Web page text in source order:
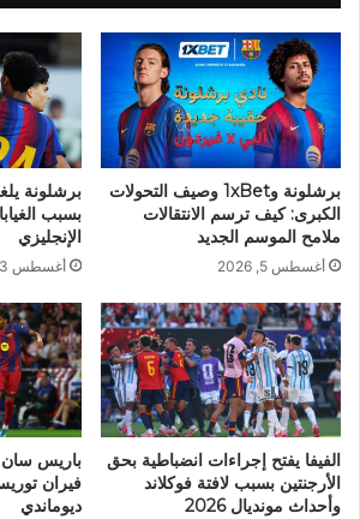
برشلونة و1xBet وصيف التحولات
الكبرى: كيف ترسم الانتقالات
ملامح الموسم الجديد
أغسطس 5, 2026
برشلونة
بسبب
الإنجليزي
أغسطس 3, 2026
الفيفا يفتح إجراءات انضباطية بحق
الأرجنتين بسبب لافتة فوكلاند
وأحداث مونديال 2026
باريس
فيران
ديوماندي